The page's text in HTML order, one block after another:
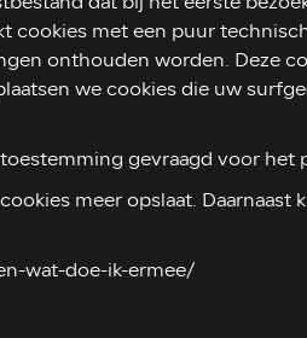
cookies met een puur
onthouden worden. Deze
we cookies die uw
gevraagd voor het
meer opslaat. Daarnaast
wat-doe-ik-ermee/